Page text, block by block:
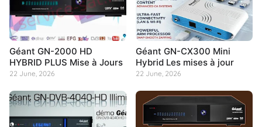
Géant GN-2000 HD
HYBRID PLUS Mise à Jours
22 June, 2026
Géant GN-CX300 Mini
Hybrid Les mises à jour
22 June, 2026